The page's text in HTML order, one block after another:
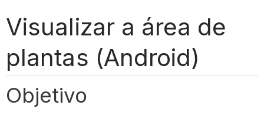
Visualizar a área de
plantas (Android)
Objetivo